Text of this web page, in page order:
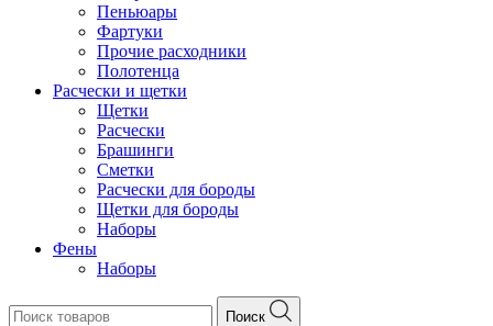
Пеньюары
Фартуки
Прочие расходники
Полотенца
Расчески и щетки
Щетки
Расчески
Брашинги
Сметки
Расчески для бороды
Щетки для бороды
Наборы
Фены
Наборы
Поиск